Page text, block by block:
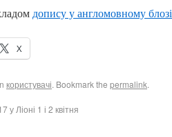
допису у англомовному блозі
X
користувачі. Bookmark the permalink.
Ліоні 1 і 2 квітня